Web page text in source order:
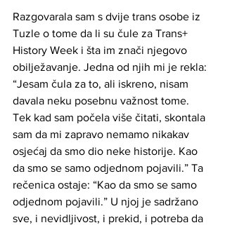
Razgovarala sam s dvije trans osobe iz
Tuzle o tome da li su čule za Trans+
History Week i šta im znači njegovo
obilježavanje. Jedna od njih mi je rekla:
“Jesam čula za to, ali iskreno, nisam
davala neku posebnu važnost tome.
Tek kad sam počela više čitati, skontala
sam da mi zapravo nemamo nikakav
osjećaj da smo dio neke historije. Kao
da smo se samo odjednom pojavili.” Ta
rečenica ostaje: “Kao da smo se samo
odjednom pojavili.” U njoj je sadržano
sve, i nevidljivost, i prekid, i potreba da